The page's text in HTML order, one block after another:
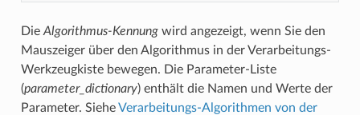
Die Algorithmus-Kennungwird angezeigt, wenn Sie den
Mauszeiger über den Algorithmus in der Verarbeitungs-
Werkzeugkiste bewegen. Die Parameter-Liste
(parameter_dictionary) enthält die Namen und Werte der
Parameter. SieheVerarbeitungs-Algorithmen von der